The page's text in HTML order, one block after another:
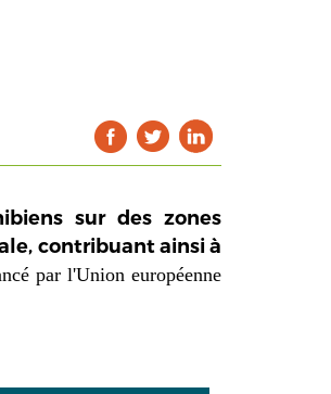
sur des zones
contribuant ainsi à
par l'Union européenne